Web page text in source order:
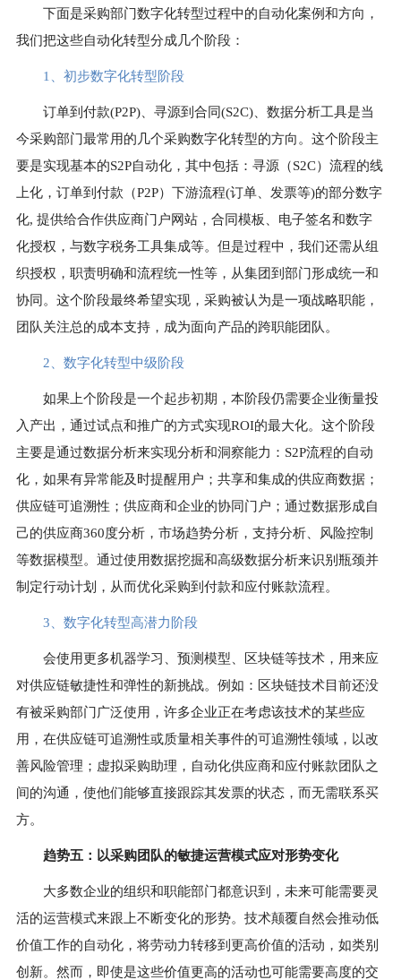
下面是采购部门数字化转型过程中的自动化案例和方向，
我们把这些自动化转型分成几个阶段：
1、 初步数字化转型阶段
订单到付款(P2P)、寻源到合同(S2C)、数据分析工具是当
今采购部门最常用的几个采购数字化转型的方向。这个阶段主
要是实现基本的S2P自动化，其中包括：寻源（S2C）流程的线
上化，订单到付款（P2P）下游流程(订单、发票等)的部分数字
化, 提供给合作供应商门户网站，合同模板、电子签名和数字
化授权，与数字税务工具集成等。但是过程中，我们还需从组
织授权，职责明确和流程统一性等，从集团到部门形成统一和
协同。这个阶段最终希望实现，采购被认为是一项战略职能，
团队关注总的成本支持，成为面向产品的跨职能团队。
2、 数字化转型中级阶段
如果上个阶段是一个起步初期，本阶段仍需要企业衡量投
入产出，通过试点和推广的方式实现ROI的最大化。这个阶段
主要是通过数据分析来实现分析和洞察能力：S2P流程的自动
化，如果有异常能及时提醒用户；共享和集成的供应商数据；
供应链可追溯性；供应商和企业的协同门户；通过数据形成自
己的供应商360度分析，市场趋势分析，支持分析、风险控制
等数据模型。通过使用数据挖掘和高级数据分析来识别瓶颈并
制定行动计划，从而优化采购到付款和应付账款流程。
3、 数字化转型高潜力阶段
会使用更多机器学习、预测模型、区块链等技术，用来应
对供应链敏捷性和弹性的新挑战。例如：区块链技术目前还没
有被采购部门广泛使用，许多企业正在考虑该技术的某些应
用，在供应链可追溯性或质量相关事件的可追溯性领域，以改
善风险管理；虚拟采购助理，自动化供应商和应付账款团队之
间的沟通，使他们能够直接跟踪其发票的状态，而无需联系买
方。
趋势五： 以采购团队的敏捷运营模式应对形势变化
大多数企业的组织和职能部门都意识到，未来可能需要灵
活的运营模式来跟上不断变化的形势。技术颠覆自然会推动低
价值工作的自动化，将劳动力转移到更高价值的活动，如类别
创新。然而，即使是这些价值更高的活动也可能需要高度的交